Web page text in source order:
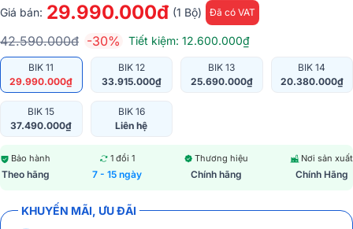
Giá bán: 29.990.000đ (1 Bộ) Đã có VAT
42.590.000đ -30% Tiết kiệm: 12.600.000₫
BIK 11
29.990.000₫
BIK 12
33.915.000₫
BIK 13
25.690.000₫
BIK 14
20.380.000₫
BIK 15
37.490.000₫
BIK 16
Liên hệ
Bảo hành
Theo hãng
1 đổi 1
7 - 15 ngày
Thương hiệu
Chính hãng
Nơi sản xuất
Chính Hãng
KHUYẾN MÃI, ƯU ĐÃI